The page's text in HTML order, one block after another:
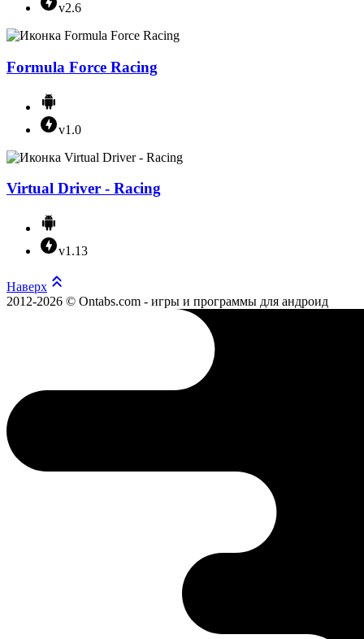
v2.6
Formula Force Racing
v1.0
Virtual Driver - Racing
v1.13
Наверх
2012-2026 © Ontabs.com - игры и программы для андроид